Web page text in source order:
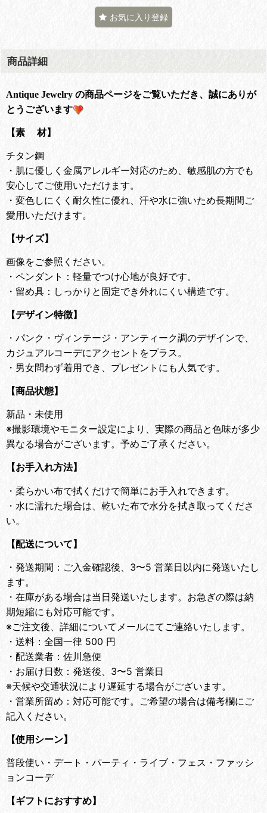
お気に入り登録
商品詳細
Antique Jewelry の商品ページをご覧いただき、誠にありが
とうございます
【素 材】
チタン鋼
・肌に優しく金属アレルギー対応のため、敏感肌の方でも
安心してご使用いただけます。
・変色しにくく耐久性に優れ、汗や水に強いため長期間ご
愛用いただけます。
【サイズ】
画像をご参照ください。
・ペンダント：軽量でつけ心地が良好です。
・留め具：しっかりと固定でき外れにくい構造です。
【デザイン特徴】
・ パンク・ヴィンテージ・アンティーク調のデザインで、
カジュアルコーデにアクセントをプラス。
・ 男女問わず着用でき、プレゼントにも人気です。
【商品状態】
新品・未使用
※撮影環境やモニター設定により、実際の商品と色味が多少
異なる場合がございます。予めご了承ください。
【お手入れ方法】
・ 柔らかい布で拭くだけで簡単にお手入れできます。
・ 水に濡れた場合は、乾いた布で水分を拭き取ってくださ
い。
【配送について】
・ 発送期間：ご入金確認後、3〜5 営業日以内に発送いたし
ます。
・ 在庫がある場合は当日発送いたします。お急ぎの際は納
期短縮にも対応可能です。
※ご注文後、詳細についてメールにてご連絡いたします。
・ 送料：全国一律 500 円
・ 配送業者：佐川急便
・ お届け日数：発送後、3〜5 営業日
※天候や交通状況により遅延する場合がございます。
・ 営業所留め：対応可能です。ご希望の場合は備考欄にご
記入ください。
【使用シーン】
普段使い・デート・パーティ・ライブ・フェス・ファッシ
ョンコーデ
【ギフトにおすすめ】